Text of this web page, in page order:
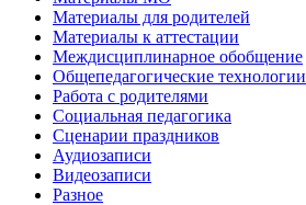
Материалы для родителей
Материалы к аттестации
Междисциплинарное обобщение
Общепедагогические технологии
Работа с родителями
Социальная педагогика
Сценарии праздников
Аудиозаписи
Видеозаписи
Разное